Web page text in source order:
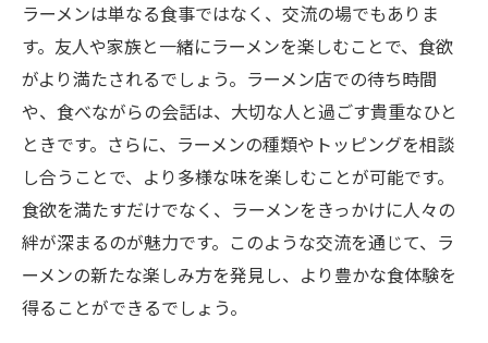
ラーメンは単なる食事ではなく、交流の場でもありま
す。友人や家族と一緒にラーメンを楽しむことで、食欲
がより満たされるでしょう。ラーメン店での待ち時間
や、食べながらの会話は、大切な人と過ごす貴重なひと
ときです。さらに、ラーメンの種類やトッピングを相談
し合うことで、より多様な味を楽しむことが可能です。
食欲を満たすだけでなく、ラーメンをきっかけに人々の
絆が深まるのが魅力です。このような交流を通じて、ラ
ーメンの新たな楽しみ方を発見し、より豊かな食体験を
得ることができるでしょう。